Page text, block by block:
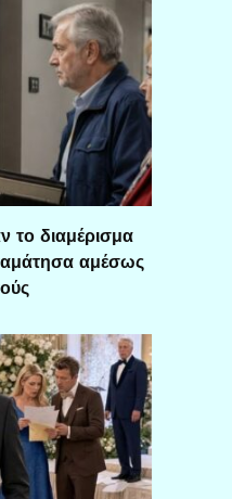
το διαμέρισμα
αμέσως